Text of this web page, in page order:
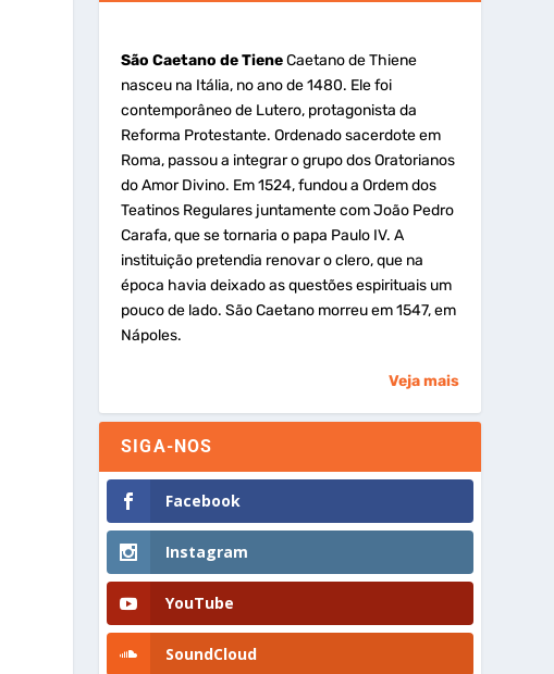
São Caetano de TieneCaetano de Thiene
nasceu na Itália, no ano de 1480. Ele foi
contemporâneo de Lutero, protagonista da
Reforma Protestante. Ordenado sacerdote em
Roma, passou a integrar o grupo dos Oratorianos
do Amor Divino. Em 1524, fundou a Ordem dos
Teatinos Regulares juntamente com João Pedro
Carafa, que se tornaria o papa Paulo IV. A
instituição pretendia renovar o clero, que na
época havia deixado as questões espirituais um
pouco de lado. São Caetano morreu em 1547, em
Nápoles.
Veja mais
SIGA-NOS
Facebook
Instagram
YouTube
SoundCloud